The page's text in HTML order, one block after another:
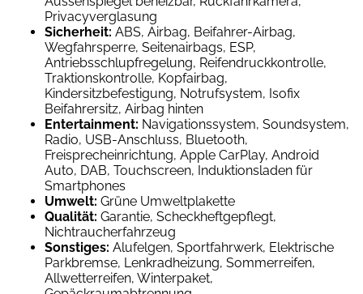
Privacyverglasung
Sicherheit: ABS, Airbag, Beifahrer-Airbag,
Wegfahrsperre, Seitenairbags, ESP,
Antriebsschlupfregelung, Reifendruckkontrolle,
Traktionskontrolle, Kopfairbag,
Kindersitzbefestigung, Notrufsystem, Isofix
Beifahrersitz, Airbag hinten
Entertainment: Navigationssystem, Soundsystem,
Radio, USB-Anschluss, Bluetooth,
Freisprecheinrichtung, Apple CarPlay, Android
Auto, DAB, Touchscreen, Induktionsladen für
Smartphones
Umwelt: Grüne Umweltplakette
Qualität: Garantie, Scheckheftgepflegt,
Nichtraucherfahrzeug
Sonstiges: Alufelgen, Sportfahrwerk, Elektrische
Parkbremse, Lenkradheizung, Sommerreifen,
Allwetterreifen, Winterpaket,